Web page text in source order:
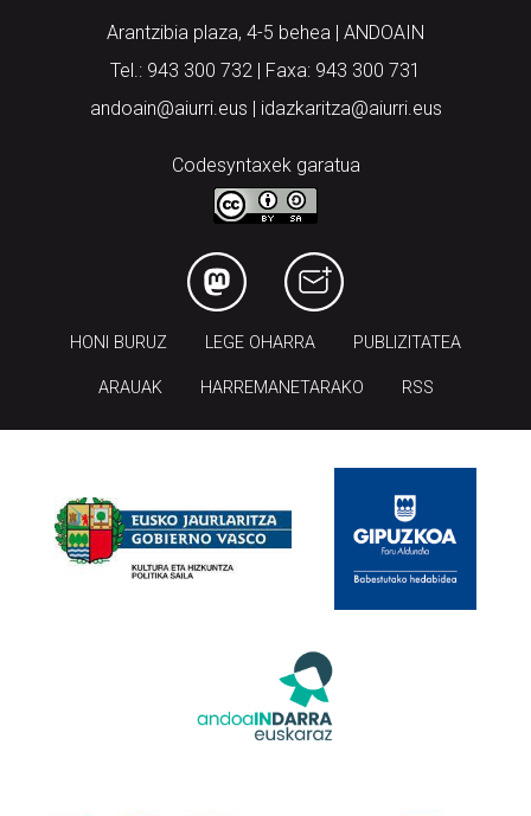
Arantzibia plaza, 4-5 behea | ANDOAIN
Tel.: 943 300 732 | Faxa: 943 300 731
andoain@aiurri.eus | idazkaritza@aiurri.eus
Codesyntaxek garatua
HONI BURUZ LEGE OHARRA PUBLIZITATEA
ARAUAK HARREMANETARAKO RSS